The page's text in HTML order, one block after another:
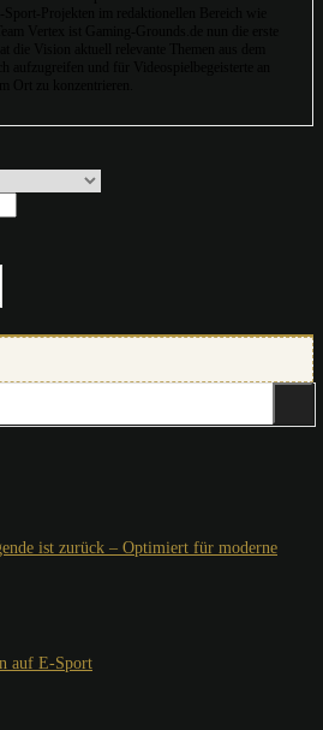
ist zurück – Optimiert für moderne
auf E-Sport